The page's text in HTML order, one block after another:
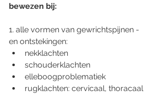
bewezen bij:
1. alle vormen van gewrichtspijnen -
en ontstekingen:
nekklachten
schouderklachten
elleboogproblematiek
rugklachten: cervicaal, thoracaal